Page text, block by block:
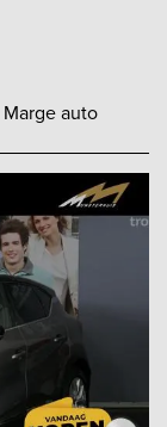
Marge auto